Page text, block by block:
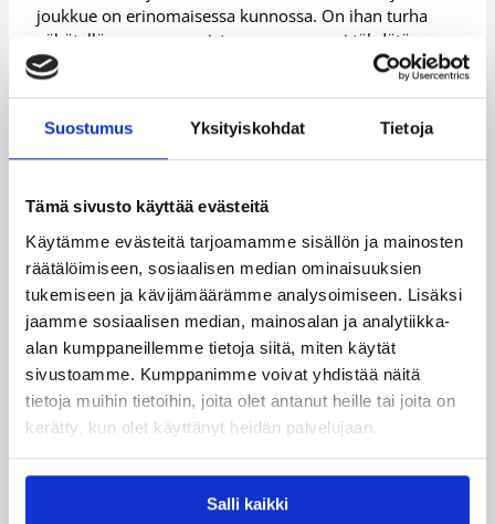
Suostumus Yksityiskohdat Tietoja
Tämä sivusto käyttää evästeitä
Käytämme evästeitä tarjoamamme sisällön ja mainosten
räätälöimiseen, sosiaalisen median ominaisuuksien
tukemiseen ja kävijämäärämme analysoimiseen. Lisäksi
jaamme sosiaalisen median, mainosalan ja analytiikka-
alan kumppaneillemme tietoja siitä, miten käytät
sivustoamme. Kumppanimme voivat yhdistää näitä
tietoja muihin tietoihin, joita olet antanut heille tai joita on
kerätty, kun olet käyttänyt heidän palvelujaan.
Salli kaikki
joukkue on erinomaisessa kunnossa. On ihan turha
vähätellä omaa osaamista, vaan parempi tähdätä
kerralla korkealle.
Joukkue on pysynyt pitkälti entisellään edellisen
kauden jälkeen. Helimäen mukaan HoNsUn
mahdollinen menestys kulminoituu kuitenkin kahteen
pisteidentekijään Dionne Poundsiin sekä
– Uskoisin, että Pounds tulee olemaan parhaita pelaajia
sarjassa. Hän osaa heittää, syöttää ja puolustaa, ja
maajoukkuepeleissä hän löysi itsestään vielä uuden
vaihteen. Roundtree on toinen huikea pelaaja, ja
uskoisin toivoa, että näemme alkavalla kaudella hänen
toimestaan naisten SM-sarjan kautta aikojen
ensimmäisen donkin, Helimäki ennakoi.
Palaako Alku mitalikantaan?